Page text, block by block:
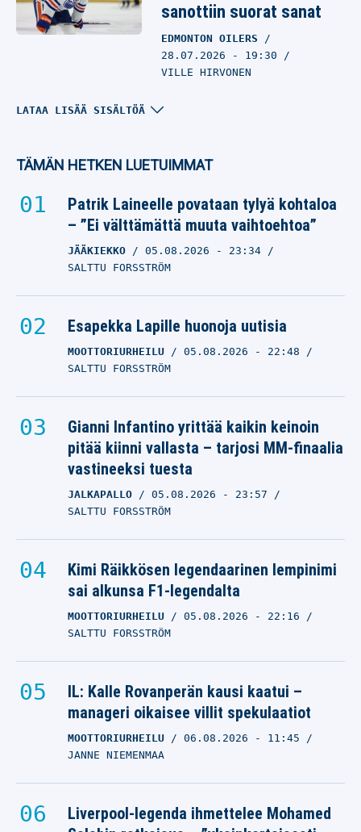
sanottiin suorat sanat
EDMONTON OILERS
28.07.2026 - 19:30
VILLE HIRVONEN
NHL:n kohupalkkaus
McDavid sanoi suorat
EDMONTON OILERS
27.07.2026- 23:10
NHL:ssä kohupalkkaus –
suurin huolenaihe
nostettiin nyt esiin
EDMONTON OILERS
26.07.2026
Connor McDavidin
jättisiirrosta levisi
järjetön huhu –
tyrmättiin täysin
EDMONTON OILERS
Edmonton palkitsi 23-
vuotiaan lupauksen –
Colton Dachille
tähtimäinen sopimus
EDMONTON OILERS
13.07.2026- 08:22
NICO OKSANEN
LATAA LISÄÄ SISÄLTÖÄ
TÄMÄN HETKEN LUETUIMMAT
Patrik Laineelle povataan tylyä kohtaloa
– ”Ei välttämättä muuta vaihtoehtoa”
JÄÄKIEKKO 05.08.2026 - 23:34
SALTTU FORSSTRÖM
Esapekka Lapille huonoja uutisia
MOOTTORIURHEILU 05.08.2026 - 22:48
SALTTU FORSSTRÖM
Gianni Infantino yrittää kaikin keinoin
pitää kiinni vallasta – tarjosi MM-finaalia
vastineeksi tuesta
JALKAPALLO 05.08.2026 - 23:57
SALTTU FORSSTRÖM
Kimi Räikkösen legendaarinen lempinimi
sai alkunsa F1-legendalta
MOOTTORIURHEILU 05.08.2026 - 22:16
SALTTU FORSSTRÖM
IL: Kalle Rovanperän kausi kaatui –
manageri oikaisee villit spekulaatiot
MOOTTORIURHEILU 06.08.2026 - 11:45
JANNE NIEMENMAA
Liverpool-legenda ihmettelee Mohamed